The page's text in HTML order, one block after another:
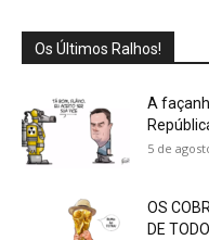
Os Últimos Ralhos!
A
5 de
OS
DE